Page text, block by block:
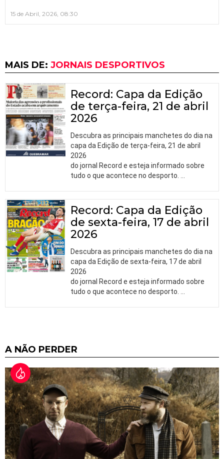
15 de Abril, 2026, 08:30
MAIS DE: JORNAIS DESPORTIVOS
Record: Capa da Edição
de terça-feira, 21 de abril
2026
Descubra as principais manchetes do dia na
capa da Edição de terça-feira, 21 de abril
2026
do jornal Record e esteja informado sobre
tudo o que acontece no desporto. …
Record: Capa da Edição
de sexta-feira, 17 de abril
2026
Descubra as principais manchetes do dia na
capa da Edição de sexta-feira, 17 de abril
2026
do jornal Record e esteja informado sobre
tudo o que acontece no desporto. …
A NÃO PERDER